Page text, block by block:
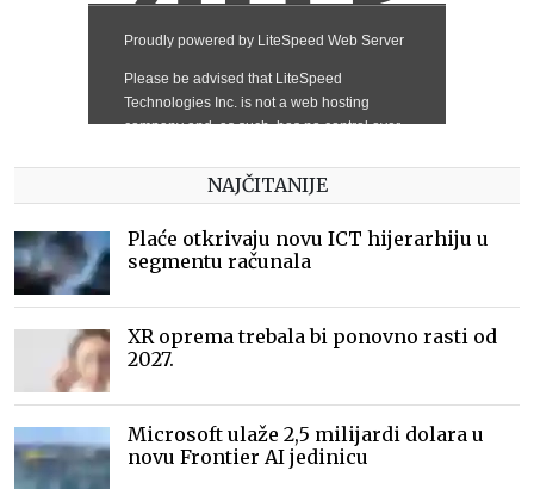
NAJČITANIJE
Plaće otkrivaju novu ICT hijerarhiju u
segmentu računala
XR oprema trebala bi ponovno rasti od
2027.
Microsoft ulaže 2,5 milijardi dolara u
novu Frontier AI jedinicu